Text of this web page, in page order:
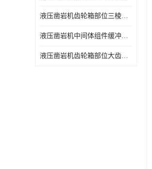
液压凿岩机齿轮箱部位三棱套 掘进凿岩台车18KW液压凿岩机配件
液压凿岩机中间体组件缓冲活塞 地下采矿台车18kw凿岩机活塞配件
液压凿岩机齿轮箱部位大齿轮 掘进采矿台车18KW液压凿岩机零配件